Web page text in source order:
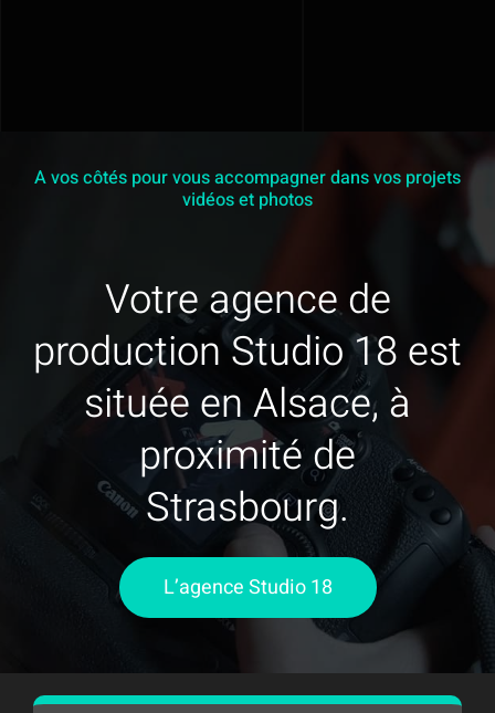
A vos côtés pour vous accompagner dans vos projets
vidéos et photos
Votre agence de
production Studio 18 est
située en Alsace, à
proximité de
Strasbourg.
L’agence Studio 18